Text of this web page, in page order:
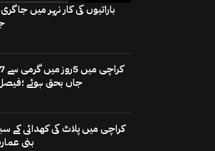
جاں بحق ہوئے
کراچی میں پلاٹ کی کھدائی کے
بنی